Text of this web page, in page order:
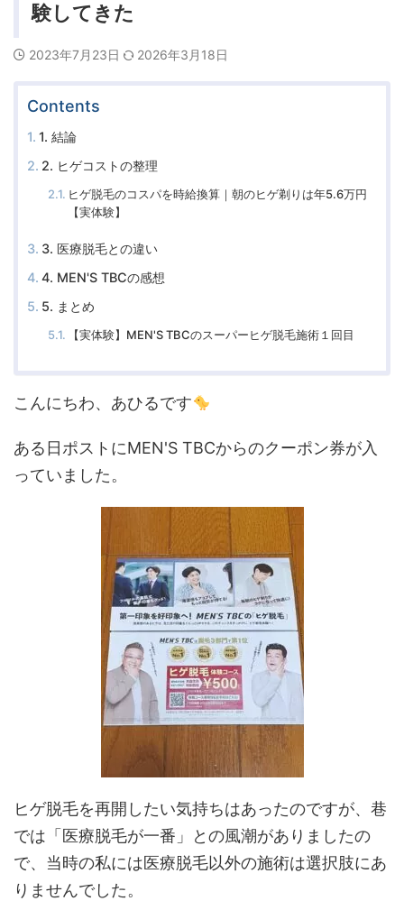
験してきた
2023年7月23日 2026年3月18日
Contents
1. 結論
2. ヒゲコストの整理
ヒゲ脱毛のコスパを時給換算｜朝のヒゲ剃りは年5.6万円
【実体験】
3. 医療脱毛との違い
4. MEN'S TBCの感想
5. まとめ
【実体験】MEN'S TBCのスーパーヒゲ脱毛施術１回目
こんにちわ、あひるです
ある日ポストにMEN'S TBCからのクーポン券が入
っていました。
ヒゲ脱毛を再開したい気持ちはあったのですが、巷
では「医療脱毛が一番」との風潮がありましたの
で、当時の私には医療脱毛以外の施術は選択肢にあ
りませんでした。